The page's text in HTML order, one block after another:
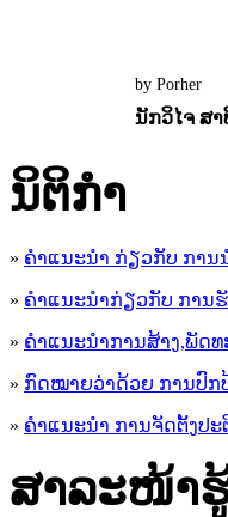
by Porher
ນັກວິໄຈ ສາ
ນິ​ຕິ​ກໍາ
» ຄໍາແນະນໍາ ກ່ຽວກັບ ກາ
» ຄຳແນະນຳກ່ຽວກັບ ການ
» ຄຳແນະນຳການສ້າງ,ພັດ
» ກົດໝາຍວ່າດ້ວຍ ການປົກ
» ຄຳແນະນຳ ການຈັດຕັ້ງປະ
ສາລະໜ້າ